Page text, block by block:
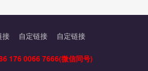
接 自定链接 自定链接
176 0066 7666(微信同号)